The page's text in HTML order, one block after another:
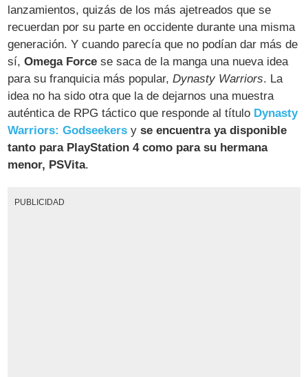
lanzamientos, quizás de los más ajetreados que se
recuerdan por su parte en occidente durante una misma
generación. Y cuando parecía que no podían dar más de
sí,Omega Force se saca de la manga una nueva idea
para su franquicia más popular,Dynasty Warriors. La
idea no ha sido otra que la de dejarnos una muestra
auténtica de RPG táctico que responde al título Dynasty
Warriors: Godseekers yse encuentra ya disponible
tanto para PlayStation 4 como para su hermana
menor, PSVita.
PUBLICIDAD